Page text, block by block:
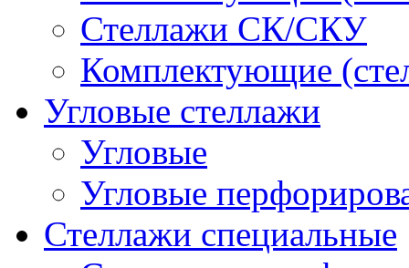
Стеллажи СК/СКУ
Комплектующие
Угловые стеллажи
Угловые
Угловые
Стеллажи специальные